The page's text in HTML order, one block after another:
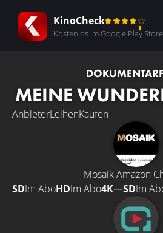
KinoCheck
Kostenlos im Google Play Store
MEINE
AnbieterLeihenKaufen
Mosaik Amazon
SDIm AboHDIm Abo4K—SDIm